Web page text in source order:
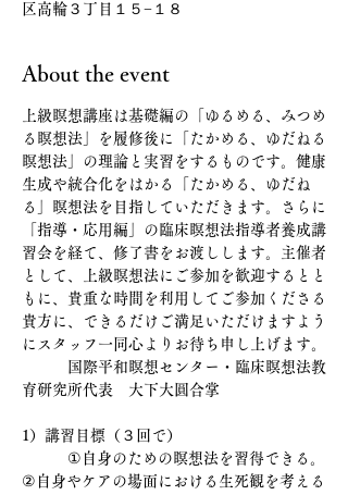
区高輪３丁目１５−１８
About the event
上級瞑想講座は基礎編の「ゆるめる、みつめ
る瞑想法」を履修後に「たかめる、ゆだねる
瞑想法」の理論と実習をするものです。健康
生成や統合化をはかる「たかめる、ゆだね
る」瞑想法を目指していただきます。さらに
「指導・応用編」の臨床瞑想法指導者養成講
習会を経て、修了書をお渡しします。主催者
として、上級瞑想法にご参加を歓迎するとと
もに、貴重な時間を利用してご参加くださる
貴方に、できるだけご満足いただけますよう
にスタッフ一同心よりお待ち申し上げます。
国際平和瞑想センター・臨床瞑想法教
育研究所代表　大下大圓合掌
1）講習目標（３回で）
①自身のための瞑想法を習得できる。
②自身やケアの場面における生死観を考える